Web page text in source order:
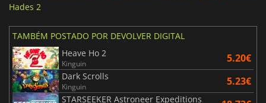
Hades 2
TAMBÉM POSTADO POR DEVOLVER DIGITAL
Heave Ho 2
Kinguin 5.20€
Dark Scrolls
Kinguin 5.23€
STARSEEKER Astroneer Expeditions